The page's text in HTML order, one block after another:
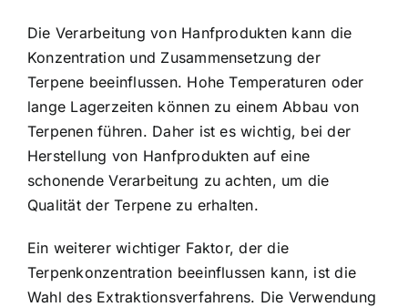
Die Verarbeitung von Hanfprodukten kann die
Konzentration und Zusammensetzung der
Terpene beeinflussen. Hohe Temperaturen oder
lange Lagerzeiten können zu einem Abbau von
Terpenen führen. Daher ist es wichtig, bei der
Herstellung von Hanfprodukten auf eine
schonende Verarbeitung zu achten, um die
Qualität der Terpene zu erhalten.
Ein weiterer wichtiger Faktor, der die
Terpenkonzentration beeinflussen kann, ist die
Wahl des Extraktionsverfahrens. Die Verwendung